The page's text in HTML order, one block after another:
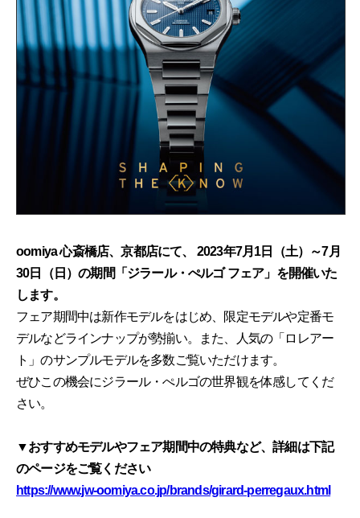
oomiya 心斎橋店、京都店にて、 2023年7月1日（土）～7月
30日（日）の期間「ジラール・ぺルゴ フェア」を開催いた
します。
フェア期間中は新作モデルをはじめ、限定モデルや定番モ
デルなどラインナップが勢揃い。また、人気の「ロレアー
ト」のサンプルモデルを多数ご覧いただけます。
ぜひこの機会にジラール・ぺルゴの世界観を体感してくだ
さい。
▼おすすめモデルやフェア期間中の特典など、詳細は下記
のページをご覧ください
https://www.jw-oomiya.co.jp/brands/girard-perregaux.html